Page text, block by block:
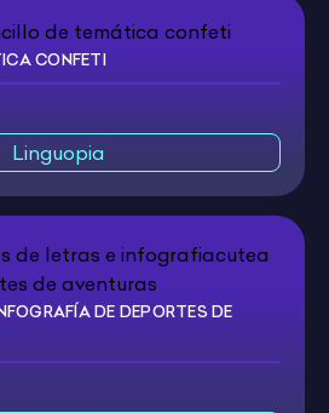
CONFETI
Linguopia
DE DEPORTES DE